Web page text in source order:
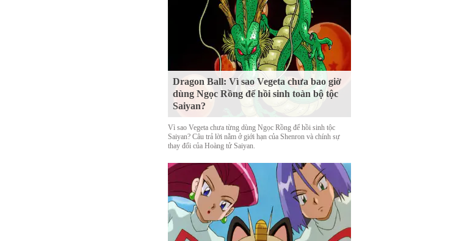
Dragon Ball: Vì sao Vegeta chưa bao giờ
dùng Ngọc Rồng để hồi sinh toàn bộ tộc
Saiyan?
Vì sao Vegeta chưa từng dùng Ngọc Rồng để hồi sinh tộc
Saiyan? Câu trả lời nằm ở giới hạn của Shenron và chính sự
thay đổi của Hoàng tử Saiyan.